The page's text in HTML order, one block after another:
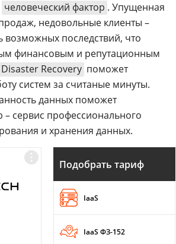
человеческий фактор . Упущенная
недовольные клиенты –
возможных последствий, что
финансовым и репутационным
Recovery поможет
систем за считаные минуты.
данных поможет
– сервис профессионального
и хранения данных.
Подобрать тариф
IaaS
IaaS ФЗ-152